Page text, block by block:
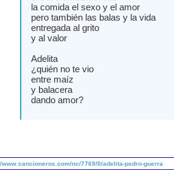
la comida el sexo y el amor
pero también las balas y la vida
entregada al grito
y al valor
Adelita
¿quién no te vio
entre maíz
y balacera
dando amor?
www.cancioneros.com/nc/7769/0/adelita-pedro-guerra